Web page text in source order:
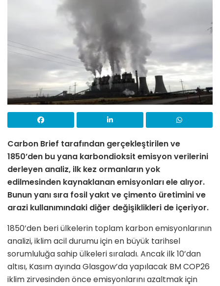
Carbon Brief tarafından gerçekleştirilen ve
1850’den bu yana karbondioksit emisyon verilerini
derleyen analiz, ilk kez ormanların yok
edilmesinden kaynaklanan emisyonları ele alıyor.
Bunun yanı sıra fosil yakıt ve çimento üretimini ve
arazi kullanımındaki diğer değişiklikleri de içeriyor.
1850’den beri ülkelerin toplam karbon emisyonlarının
analizi, iklim acil durumu için en büyük tarihsel
sorumluluğa sahip ülkeleri sıraladı. Ancak ilk 10’dan
altısı, Kasım ayında Glasgow’da yapılacak BM COP26
iklim zirvesinden önce emisyonlarını azaltmak için